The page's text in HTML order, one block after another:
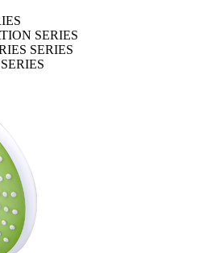
SERIES
SERIES